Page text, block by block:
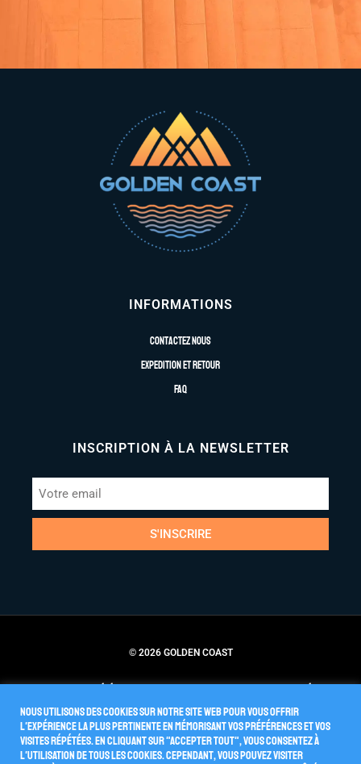
INFORMATIONS
Contactez nous
Expedition et retour
FAQ
INSCRIPTION À LA NEWSLETTER
S'INSCRIRE
© 2026 GOLDEN COAST
Nous utilisons des cookies sur notre site Web pour vous offrir
l'expérience la plus pertinente en mémorisant vos préférences et vos
visites répétées. En cliquant sur "Accepter tout", vous consentez à
l'utilisation de TOUS les cookies. Cependant, vous pouvez visiter